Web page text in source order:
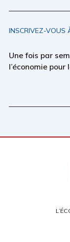
INSCRIVEZ-VOUS
Une fois par
l’économie pour